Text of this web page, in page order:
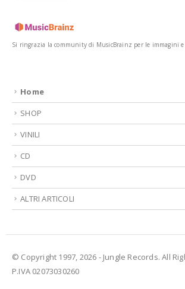
Si ringrazia la community di MusicBrainz per le immagini
Home
SHOP
VINILI
CD
DVD
ALTRI ARTICOLI
© Copyright 1997, 2026 - Jungle Records. All
P.IVA 02073030260